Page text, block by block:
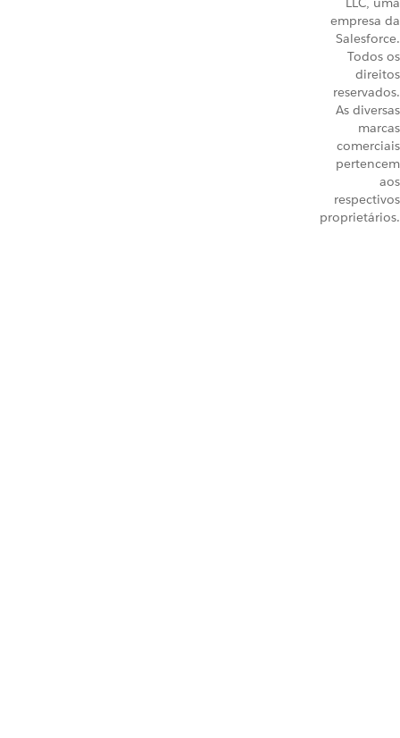
empresa da
Salesforce.
Todos os
direitos
reservados.
As diversas
marcas
comerciais
pertencem
aos
respectivos
proprietários.